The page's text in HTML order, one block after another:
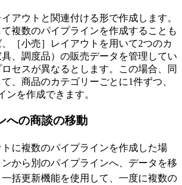
アウトと関連付ける形で作成します。
複数のパイプラインを作成することも
［小売］レイアウトを用いて2つのカ
、調度品）の販売データを管理してい
セスが異なるとします。この場合、同
、商品のカテゴリーごとに1件ずつ、
ンを作成できます。
への商談の移動
に複数のパイプラインを作成した場
から別のパイプラインへ、データを移
括更新機能を使用して、一度に複数の